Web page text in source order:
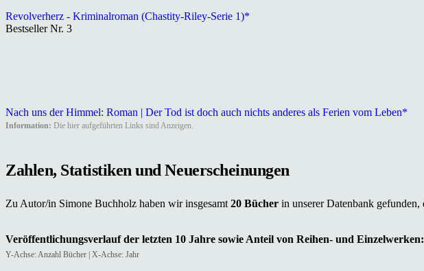
Revolverherz - Kriminalroman (Chastity-Riley-Serie 1)*
Bestseller Nr. 3
Nach uns der Himmel: Roman | Der Tod ist doch auch nichts anderes als Ferien vom Leben*
Information: Die hier aufgeführten Links sind Anzeigen.
Zahlen, Statistiken und Neuerscheinungen
Zu Autor/in Simone Buchholz haben wir insgesamt 20 Bücher in unserer Datenbank
Veröffentlichungsverlauf der letzten 10 Jahre sowie Anteil von Reihen- und Einzelwerken:
Y-Achse: Anzahl Bücher | X-Achse: Jahr